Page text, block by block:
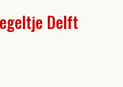
Delft